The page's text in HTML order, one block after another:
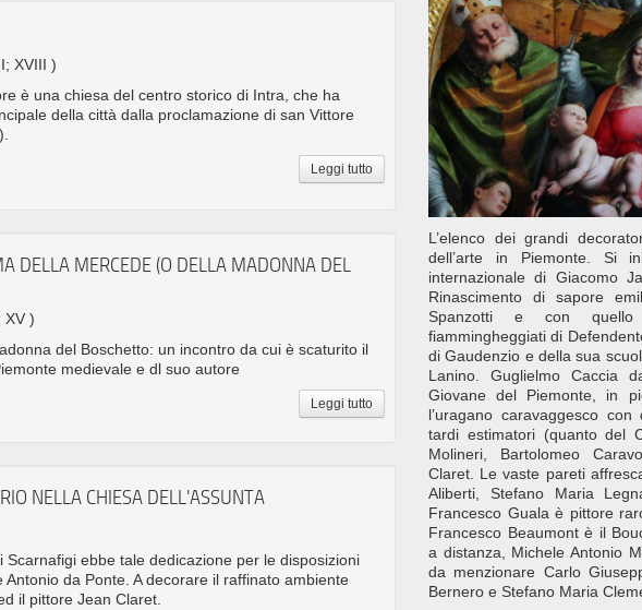
XVIII )
è una chiesa del centro storico di Intra, che ha
della città dalla proclamazione di san Vittore
Leggi tutto
DELLA MERCEDE (O DELLA MADONNA DEL
XV )
del Boschetto: un incontro da cui è scaturito il
medievale e dl suo autore
Leggi tutto
NELLA CHIESA DELL'ASSUNTA
Scarnafigi ebbe tale dedicazione per le disposizioni
da Ponte. A decorare il raffinato ambiente
il pittore Jean Claret.
L’elenco dei grandi
dell’arte in Piemonte. Si
internazionale di Giacomo
Rinascimento di sapore
Spanzotti e con
fiammingheggiati di
di Gaudenzio e della sua
Lanino. Guglielmo Caccia
Giovane del Piemonte, in
l’uragano caravaggesco
tardi estimatori (quanto del
Molineri, Bartolomeo
Claret. Le vaste pareti
Aliberti, Stefano Maria
Francesco Guala è pittore
Francesco Beaumont è il
a distanza, Michele Antonio
da menzionare Carlo
Bernero e Stefano Maria